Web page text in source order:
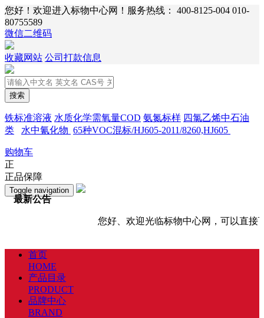
您好！欢迎进入标物中心网！服务热线： 400-8125-004 010-
80755589
微信二维码
收藏网站 公司打款信息
搜索
铁标准溶液 水质化学需氧量COD 氨氮标样 四氯乙烯中石油
类
水中氰化物 65种VOC混标/HJ605-2011/8260,HJ605
购物车
正
正品保障
Toggle navigation
最新公告
您好、欢迎光临标物中心网，可以直接
首页
HOME
产品目录
PRODUCT
品牌中心
BRAND